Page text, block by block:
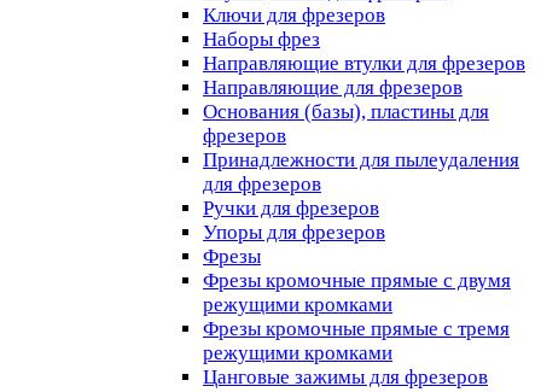
Ключи для фрезеров
Наборы фрез
Направляющие втулки для фрезеров
Направляющие для фрезеров
Основания (базы), пластины для
фрезеров
Принадлежности для пылеудаления
для фрезеров
Ручки для фрезеров
Упоры для фрезеров
Фрезы
Фрезы кромочные прямые с двумя
режущими кромками
Фрезы кромочные прямые с тремя
режущими кромками
Цанговые зажимы для фрезеров